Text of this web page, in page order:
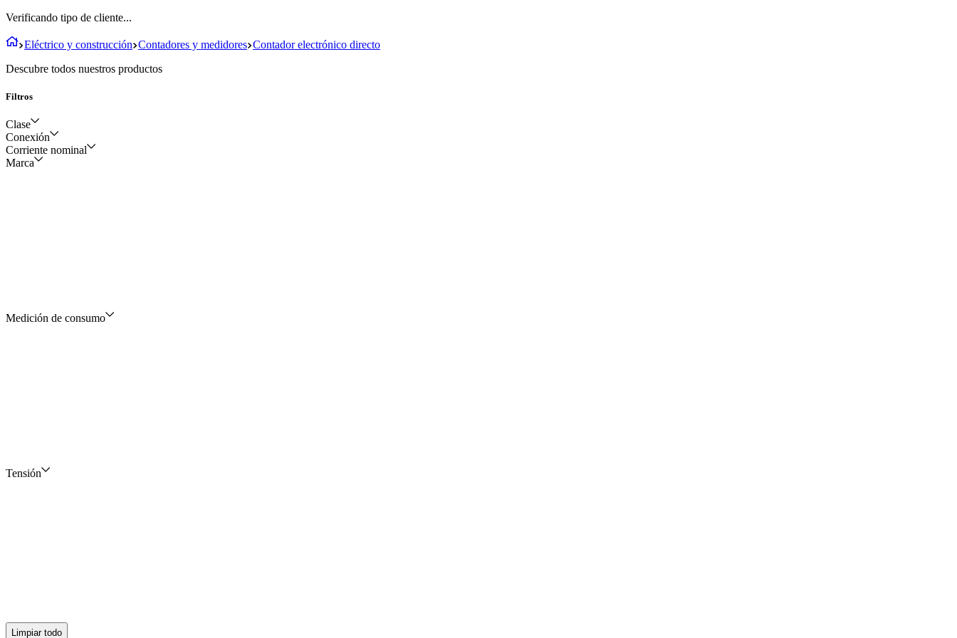
Verificando tipo de cliente...
Eléctrico y construcción Contadores y medidores Contador electrónico directo
Descubre todos nuestros productos
Filtros
Clase
1
Conexión
3 fases /4 hilos - 2 fases
Corriente nominal
Marca
Medición de consumo
Tensión
Limpiar todo